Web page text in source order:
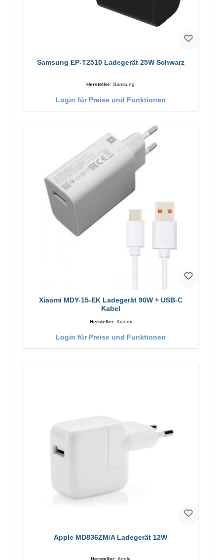
Samsung EP-T2510 Ladegerät 25W Schwarz
Hersteller: Samsung
Login für Preise und Funktionen
Xiaomi MDY-15-EK Ladegerät 90W + USB-C
Kabel
Hersteller: Xiaomi
Login für Preise und Funktionen
Apple MD836ZM/A Ladegerät 12W
Hersteller: Apple